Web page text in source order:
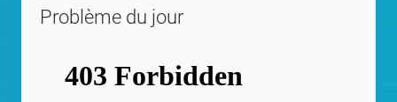
Problème du jour